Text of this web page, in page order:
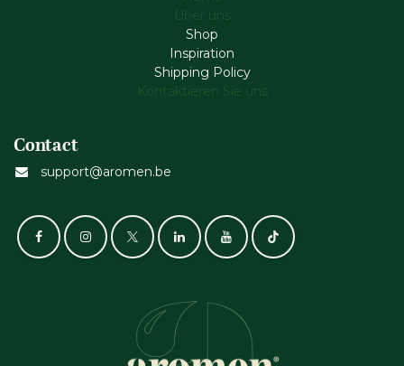
Über uns
Shop
Inspiration
Shipping Policy
Kontaktieren Sie uns
Contact
support@aromen.be